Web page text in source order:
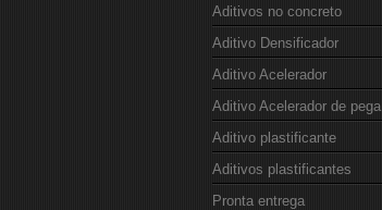
Aditivos no concreto
Aditivo Densificador
Aditivo Acelerador
Aditivo Acelerador de pega
Aditivo plastificante
Aditivos plastificantes
Pronta entrega